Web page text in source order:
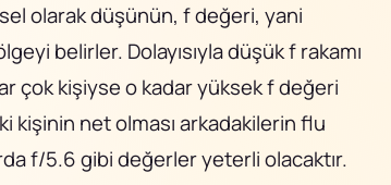
olarak düşünün, f değeri, yani
belirler. Dolayısıyla düşük f rakamı
çok kişiyse o kadar yüksek f değeri
kişinin net olması arkadakilerin flu
f/5.6 gibi değerler yeterli olacaktır.